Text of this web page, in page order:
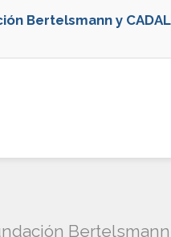
Bertelsmann y CADAL
Bertelsmann